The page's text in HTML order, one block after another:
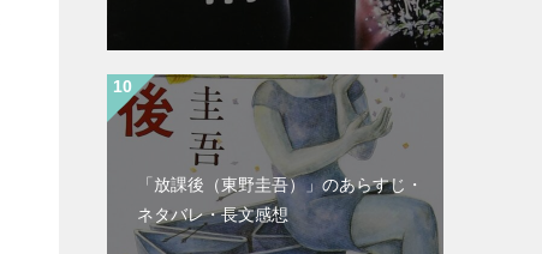
「放課後（東野圭吾）」のあらすじ・
ネタバレ・長文感想